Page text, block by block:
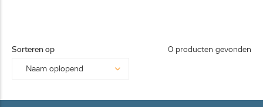
Sorteren op 0 producten gevonden